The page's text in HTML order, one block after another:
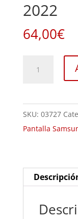
2022
64,00€
Galaxy
A03
2022
SKU: 03727
Pantalla